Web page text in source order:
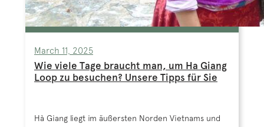
March 11, 2025
Wie viele Tage braucht man, um Ha Giang
Loop zu besuchen? Unsere Tipps für Sie
Hà Giang liegt im äußersten Norden Vietnams und